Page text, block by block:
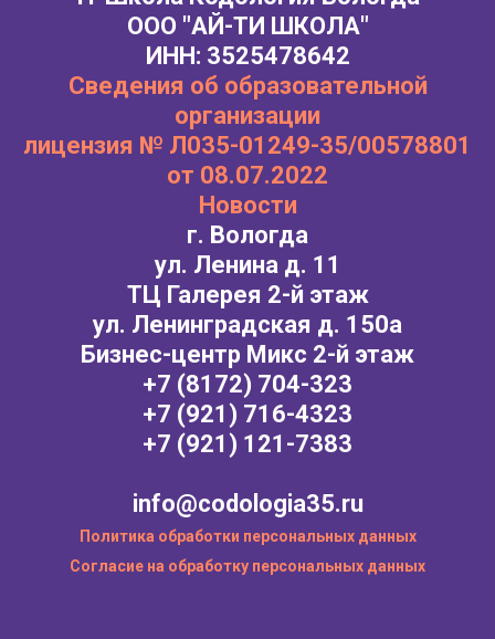
ООО "АЙ-ТИ ШКОЛА"
ИНН: 3525478642
Сведения об образовательной
организации
лицензия № Л035-01249-35/00578801
от 08.07.2022
Новости
г. Вологда
ул. Ленина д. 11
ТЦ Галерея 2-й этаж
ул. Ленинградская д. 150а
Бизнес-центр Микс 2-й этаж
+7 (8172) 704-323
+7 (921) 716-4323
+7 (921) 121-7383
info@codologia35.ru
Политика обработки персональных данных
Согласие на обработку персональных данных